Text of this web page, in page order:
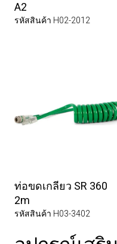
A2
รหัสสินค้า H02-2012
ท่อขดเกลียว SR 360
2m
รหัสสินค้า H03-3402